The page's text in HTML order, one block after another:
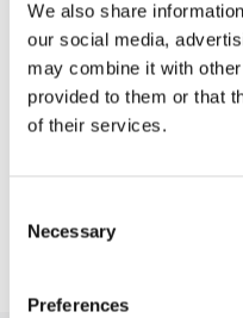
We also share
our social media,
may combine it with
provided to them or that
of their services.
Selection
Necessary
Preferences
Numer artykułu:SA201R
Na stanie
952 PLN